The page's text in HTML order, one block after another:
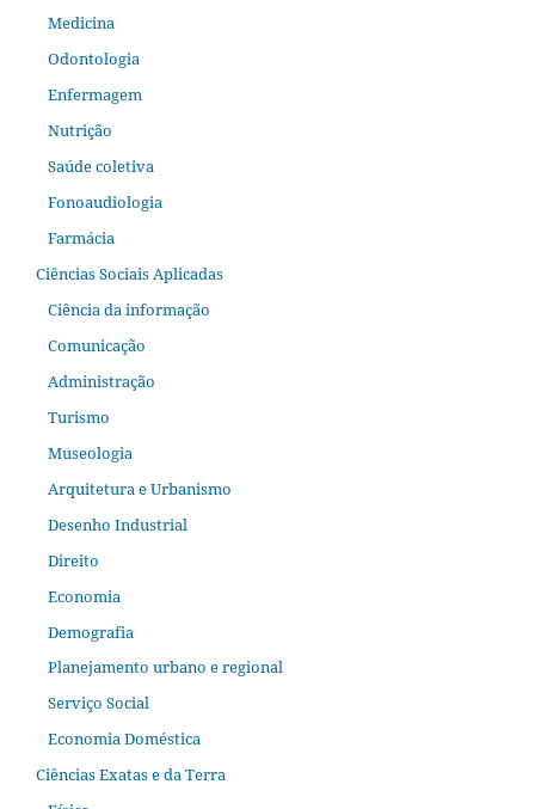
Medicina
Odontologia
Enfermagem
Nutrição
Saúde coletiva
Fonoaudiologia
Farmácia
Ciências Sociais Aplicadas
Ciência da informação
Comunicação
Administração
Turismo
Museologia
Arquitetura e Urbanismo
Desenho Industrial
Direito
Economia
Demografia
Planejamento urbano e regional
Serviço Social
Economia Doméstica
Ciências Exatas e da Terra